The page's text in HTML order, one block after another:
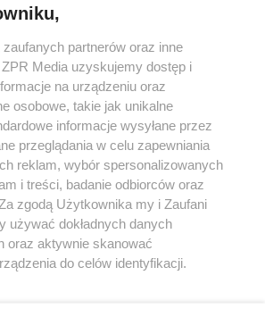
w serwisie nie może być powielany i
rozpowszechniany w jakikolwiek sposób
lub mechaniczny) na jakimkolwiek polu
formie, włącznie z umieszczaniem w
zgody właściciela praw. Jakiekolwiek użycie
w całości lub w części z naruszeniem
zgody, jest zabronione pod groźbą kary i
O nas
partnerów oraz inne
Media uzyskujemy dostęp i
na urządzeniu oraz
osobowe, takie jak unikalne
informacje wysyłane przez
przeglądania w celu zapewniania
reklam, wybór spersonalizowanych
i treści, badanie odbiorców oraz
zgodą Użytkownika my i Zaufani
używać dokładnych danych
oraz aktywnie skanować
do celów identyfikacji.